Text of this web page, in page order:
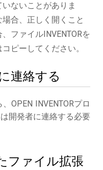
ないことがありま
合、正しく開くこと
ファイルINVENTORを
ピーしてください。
連絡する
OPEN INVENTORプロ
開発者に連絡する必要
ファイル拡張